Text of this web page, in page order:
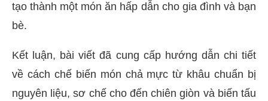
tạo thành một món ăn hấp dẫn cho gia đình và bạn
bè.
Kết luận, bài viết đã cung cấp hướng dẫn chi tiết
về cách chế biến món chả mực từ khâu chuẩn bị
nguyên liệu, sơ chế cho đến chiên giòn và biến tấu